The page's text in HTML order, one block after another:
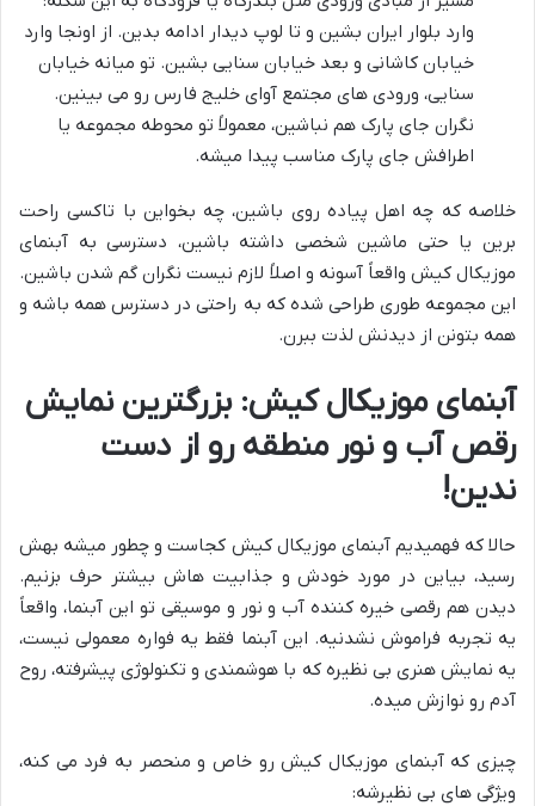
وارد بلوار ایران بشین و تا لوپ دیدار ادامه بدین. از اونجا وارد
خیابان کاشانی و بعد خیابان سنایی بشین. تو میانه خیابان
سنایی، ورودی های مجتمع آوای خلیج فارس رو می بینین.
نگران جای پارک هم نباشین، معمولاً تو محوطه مجموعه یا
اطرافش جای پارک مناسب پیدا میشه.
خلاصه که چه اهل پیاده روی باشین، چه بخواین با تاکسی راحت
برین یا حتی ماشین شخصی داشته باشین، دسترسی به آبنمای
موزیکال کیش واقعاً آسونه و اصلاً لازم نیست نگران گم شدن باشین.
این مجموعه طوری طراحی شده که به راحتی در دسترس همه باشه و
همه بتونن از دیدنش لذت ببرن.
آبنمای موزیکال کیش: بزرگترین نمایش
رقص آب و نور منطقه رو از دست
ندین!
حالا که فهمیدیم آبنمای موزیکال کیش کجاست و چطور میشه بهش
رسید، بیاین در مورد خودش و جذابیت هاش بیشتر حرف بزنیم.
دیدن هم رقصی خیره کننده آب و نور و موسیقی تو این آبنما، واقعاً
یه تجربه فراموش نشدنیه. این آبنما فقط یه فواره معمولی نیست،
یه نمایش هنری بی نظیره که با هوشمندی و تکنولوژی پیشرفته، روح
آدم رو نوازش میده.
چیزی که آبنمای موزیکال کیش رو خاص و منحصر به فرد می کنه،
ویژگی های بی نظیرشه: